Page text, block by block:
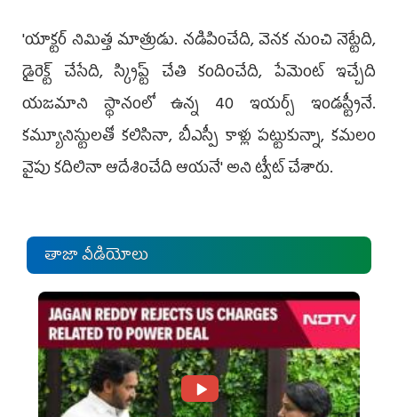
'యాక్టర్ నిమిత్త మాత్రుడు. నడిపించేది, వెనక నుంచి నెట్టేది,
డైరెక్ట్ చేసేది, స్క్రిప్ట్ చేతి కందించేది, పేమెంట్ ఇచ్చేది
యజమాని స్థానంలో ఉన్న 40 ఇయర్స్ ఇండస్ట్రీనే.
కమ్యూనిస్టులతో కలిసినా, బీఎస్పీ కాళ్లు పట్టుకున్నా, కమలం
వైపు కదిలినా ఆదేశించేది ఆయనే' అని ట్వీట్ చేశారు.
తాజా వీడియోలు